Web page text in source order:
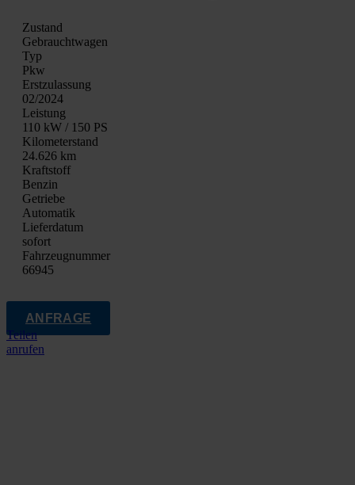
Zustand
Gebraucht­wa­gen
Typ
Pkw
Erst­zu­las­sung
02/2024
Leis­tung
110 kW / 150 PS
Kilo­me­ter­stand
24.626 km
Kraft­stoff
Ben­zin
Getrie­be
Auto­ma­tik
Lie­fer­da­tum
sofort
Fahrzeugnummer
66945
ANFRAGE
Teilen
anrufen